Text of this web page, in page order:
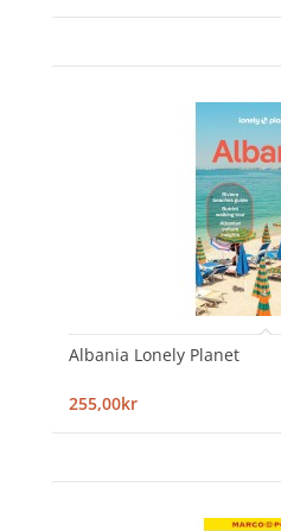
Albania Lonely Planet
255,00kr